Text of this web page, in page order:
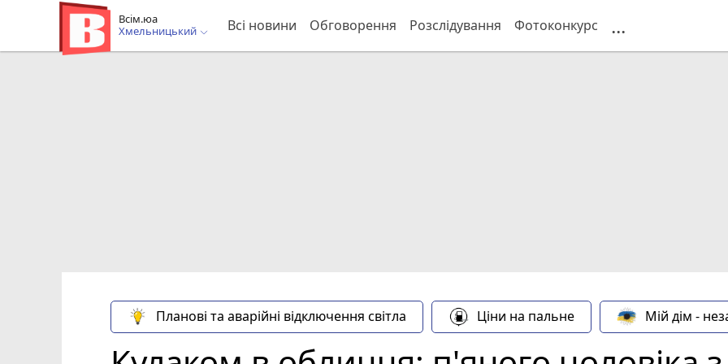
Всім.юа
Хмельницький
Всі новини Обговорення Розслідування Фотоконкурс ...
Планові та аварійні відключення світла Ціни на пальне Мій дім -